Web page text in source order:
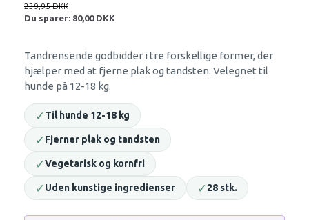
239,95 DKK
Du sparer: 80,00 DKK
Tandrensende godbidder i tre forskellige former, der
hjælper med at fjerne plak og tandsten. Velegnet til
hunde på 12-18 kg.
✓Til hunde 12-18 kg
✓Fjerner plak og tandsten
✓Vegetarisk og kornfri
✓Uden kunstige ingredienser ✓28 stk.